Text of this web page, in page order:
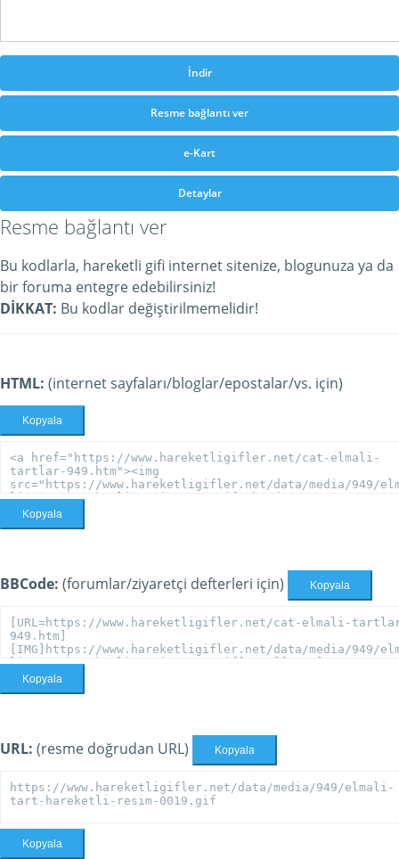
İndir
Resme bağlantı ver
e-Kart
Detaylar
Resme bağlantı ver
Bu kodlarla, hareketli gifi internet sitenize, blogunuza ya da
bir foruma entegre edebilirsiniz!
DİKKAT: Bu kodlar değiştirilmemelidir!
HTML: (internet sayfaları/bloglar/epostalar/vs. için)
Kopyala
Kopyala
BBCode: (forumlar/ziyaretçi defterleri için) Kopyala
Kopyala
URL: (resme doğrudan URL) Kopyala
Kopyala